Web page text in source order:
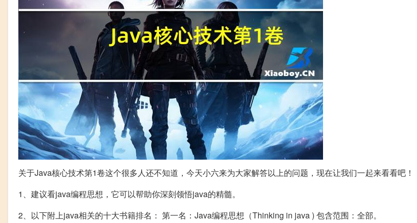
关于Java核心技术第1卷这个很多人还不知道，今天小六来为大家解答以上的问题，现在让我们一起来看看吧！
1、建议看java编程思想，它可以帮助你深刻领悟java的精髓。
2、以下附上java相关的十大书籍排名： 第一名：Java编程思想（Thinking in java ) 包含范围：全部。